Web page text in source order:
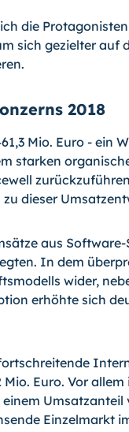
die
sich gezielter auf
2018
Mio. Euro - ein
starken
dieser
aus
In dem
wider,
erhöhte sich
Mio. Euro. Vor
Umsatzanteil
Einzelmarkt